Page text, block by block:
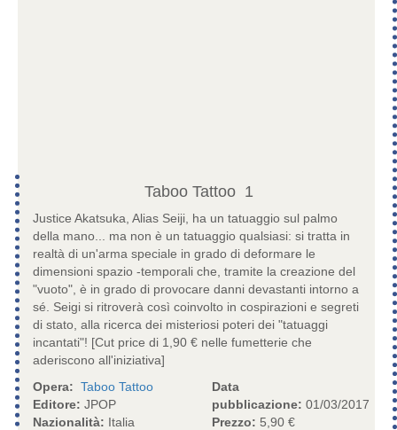
Taboo Tattoo1
Justice Akatsuka, Alias Seiji, ha un tatuaggio sul palmo
della mano... ma non è un tatuaggio qualsiasi: si tratta in
realtà di un'arma speciale in grado di deformare le
dimensioni spazio -temporali che, tramite la creazione del
"vuoto", è in grado di provocare danni devastanti intorno a
sé. Seigi si ritroverà così coinvolto in cospirazioni e segreti
di stato, alla ricerca dei misteriosi poteri dei "tatuaggi
incantati"! [Cut price di 1,90 € nelle fumetterie che
aderiscono all'iniziativa]
Opera: Taboo Tattoo
Editore: JPOP
Nazionalità: Italia
Data
pubblicazione: 01/03/2017
Prezzo: 5,90 €